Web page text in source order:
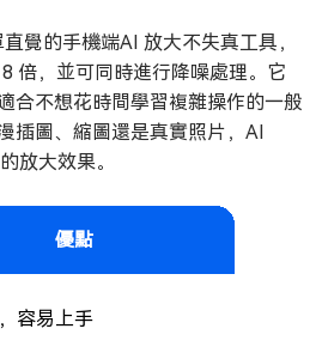
覺的手機端AI 放大不失真工具，
倍，並可同時進行降噪處理。它
合不想花時間學習複雜操作的一般
插圖、縮圖還是真實照片，AI
放大效果。
優點
容易上手